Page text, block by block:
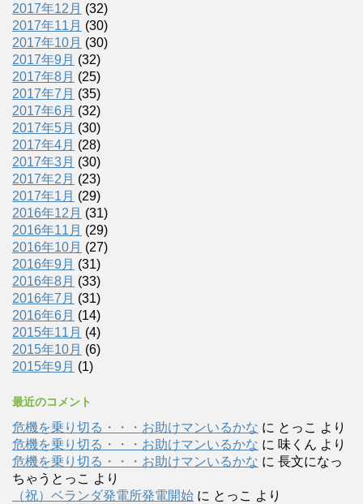
2017年12月 (32)
2017年11月 (30)
2017年10月 (30)
2017年9月 (32)
2017年8月 (25)
2017年7月 (35)
2017年6月 (32)
2017年5月 (30)
2017年4月 (28)
2017年3月 (30)
2017年2月 (23)
2017年1月 (29)
2016年12月 (31)
2016年11月 (29)
2016年10月 (27)
2016年9月 (31)
2016年8月 (33)
2016年7月 (31)
2016年6月 (14)
2015年11月 (4)
2015年10月 (6)
2015年9月 (1)
最近のコメント
危機を乗り切る・・・お助けマンいるかな に とっこ より
危機を乗り切る・・・お助けマンいるかな に 味くん より
危機を乗り切る・・・お助けマンいるかな に 長文になっ
ちゃうとっこ より
（祝）ベランダ発電所発電開始 に とっこ より